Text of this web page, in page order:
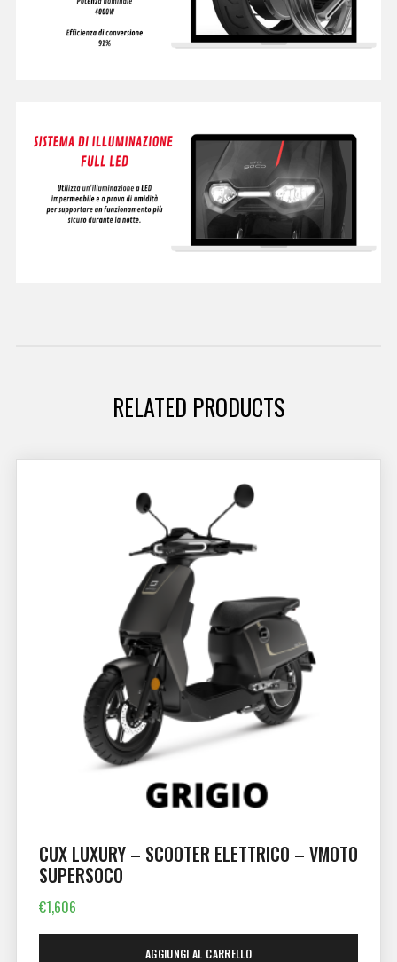
RELATED PRODUCTS
CUX LUXURY – SCOOTER ELETTRICO – VMOTO
SUPERSOCO
€1,606
AGGIUNGI AL CARRELLO